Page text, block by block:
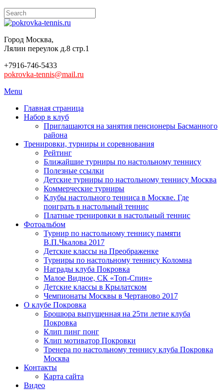
Город Москва,
Лялин переулок д.8 стр.1
+7916-746-5433
pokrovka-tennis@mail.ru
Menu
Главная страница
Набор в клуб
Приглашаются на занятия пенсионеры Басманного
района
Тренировки, турниры и соревнования
Рейтинг
Ближайшие турниры по настольному теннису
Полезные ссылки
Детские турниры по настольному теннису Москва
Коммерческие турниры
Клубы настольного тенниса в Москве. Где
поиграть в настольный теннис
Платные тренировки в настольный теннис
Фотоальбом
Турнир по настольному теннису памяти
В.П.Чкалова 2017
Детские классы на Преображенке
Турниры по настольному теннису Коломна
Награды клуба Покровка
Малое Видное, СК «Топ-Спин»
Детские классы в Крылатском
Чемпионаты Москвы в Чертаново 2017
О клубе Покровка
Брошюра выпущенная на 25ти летие клуба
Покровка
Клип пинг понг
Клип мотиватор Покровки
Тренера по настольному теннису клуба Покровка
Москва
Контакты
Карта сайта
Видео